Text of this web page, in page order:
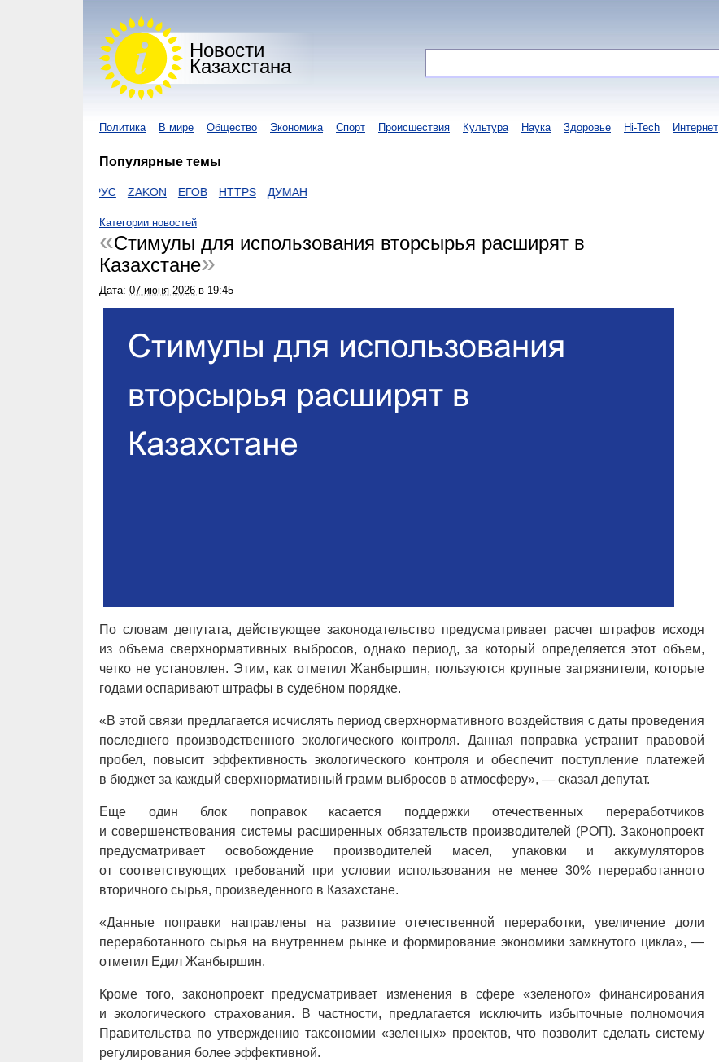
Новости
Казахстана
Политика В мире Общество Экономика Спорт Происшествия Культура Наука Здоровье Hi-Tech Интернет
Популярные темы
ZAKON ЕГОВ HTTPS ДУМАН
Категории новостей
Стимулы для использования вторсырья расширят в
Казахстане
Дата: 07 июня 2026 в 19:45
По словам депутата, действующее законодательство предусматривает расчет штрафов исходя
из объема сверхнормативных выбросов, однако период, за который определяется этот объем,
четко не установлен. Этим, как отметил Жанбыршин, пользуются крупные загрязнители, которые
годами оспаривают штрафы в судебном порядке.
«В этой связи предлагается исчислять период сверхнормативного воздействия с даты проведения
последнего производственного экологического контроля. Данная поправка устранит правовой
пробел, повысит эффективность экологического контроля и обеспечит поступление платежей
в бюджет за каждый сверхнормативный грамм выбросов в атмосферу», — сказал депутат.
Еще один блок поправок касается поддержки отечественных переработчиков
и совершенствования системы расширенных обязательств производителей (РОП). Законопроект
предусматривает освобождение производителей масел, упаковки и аккумуляторов
от соответствующих требований при условии использования не менее 30% переработанного
вторичного сырья, произведенного в Казахстане.
«Данные поправки направлены на развитие отечественной переработки, увеличение доли
переработанного сырья на внутреннем рынке и формирование экономики замкнутого цикла», —
отметил Едил Жанбыршин.
Кроме того, законопроект предусматривает изменения в сфере «зеленого» финансирования
и экологического страхования. В частности, предлагается исключить избыточные полномочия
Правительства по утверждению таксономии «зеленых» проектов, что позволит сделать систему
регулирования более эффективной.